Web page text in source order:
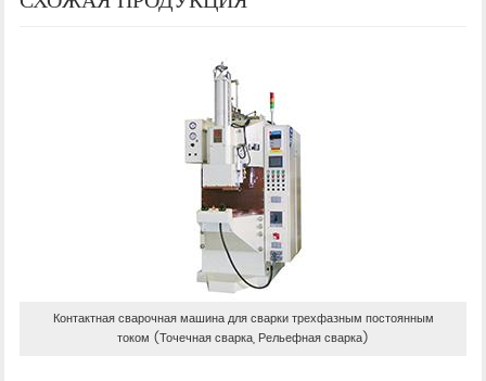
Контактная сварочная машина для сварки трехфазным постоянным
током (Точечная сварка, Рельефная сварка)